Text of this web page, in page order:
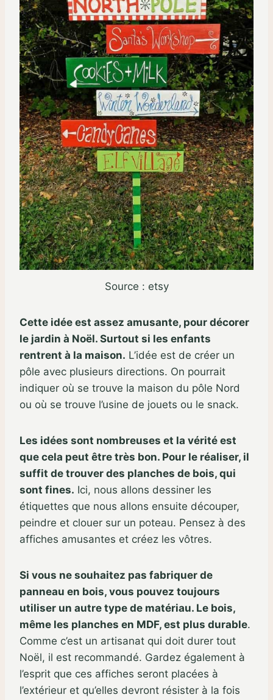
Source : etsy
Cette idée est assez amusante, pour décorer
le jardin à Noël. Surtout si les enfants
rentrent à la maison. L’idée est de créer un
pôle avec plusieurs directions. On pourrait
indiquer où se trouve la maison du pôle Nord
ou où se trouve l’usine de jouets ou le snack.
Les idées sont nombreuses et la vérité est
que cela peut être très bon. Pour le réaliser, il
suffit de trouver des planches de bois, qui
sont fines. Ici, nous allons dessiner les
étiquettes que nous allons ensuite découper,
peindre et clouer sur un poteau. Pensez à des
affiches amusantes et créez les vôtres.
Si vous ne souhaitez pas fabriquer de
panneau en bois, vous pouvez toujours
utiliser un autre type de matériau. Le bois,
même les planches en MDF, est plus durable.
Comme c’est un artisanat qui doit durer tout
Noël, il est recommandé. Gardez également à
l’esprit que ces affiches seront placées à
l’extérieur et qu’elles devront résister à la fois